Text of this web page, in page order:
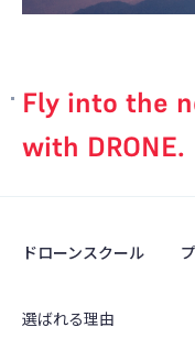
Fly into the
with DRONE.
ドローンスクール
選ばれる理由